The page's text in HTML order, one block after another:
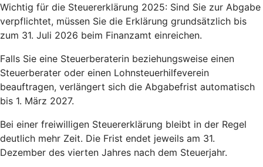
Wichtig für die Steuererklärung 2025: Sind Sie zur Abgabe
verpflichtet, müssen Sie die Erklärung grundsätzlich bis
zum 31. Juli 2026 beim Finanzamt einreichen.
Falls Sie eine Steuerberaterin beziehungsweise einen
Steuerberater oder einen Lohnsteuerhilfeverein
beauftragen, verlängert sich die Abgabefrist automatisch
bis 1. März 2027.
Bei einer freiwilligen Steuererklärung bleibt in der Regel
deutlich mehr Zeit. Die Frist endet jeweils am 31.
Dezember des vierten Jahres nach dem Steuerjahr.